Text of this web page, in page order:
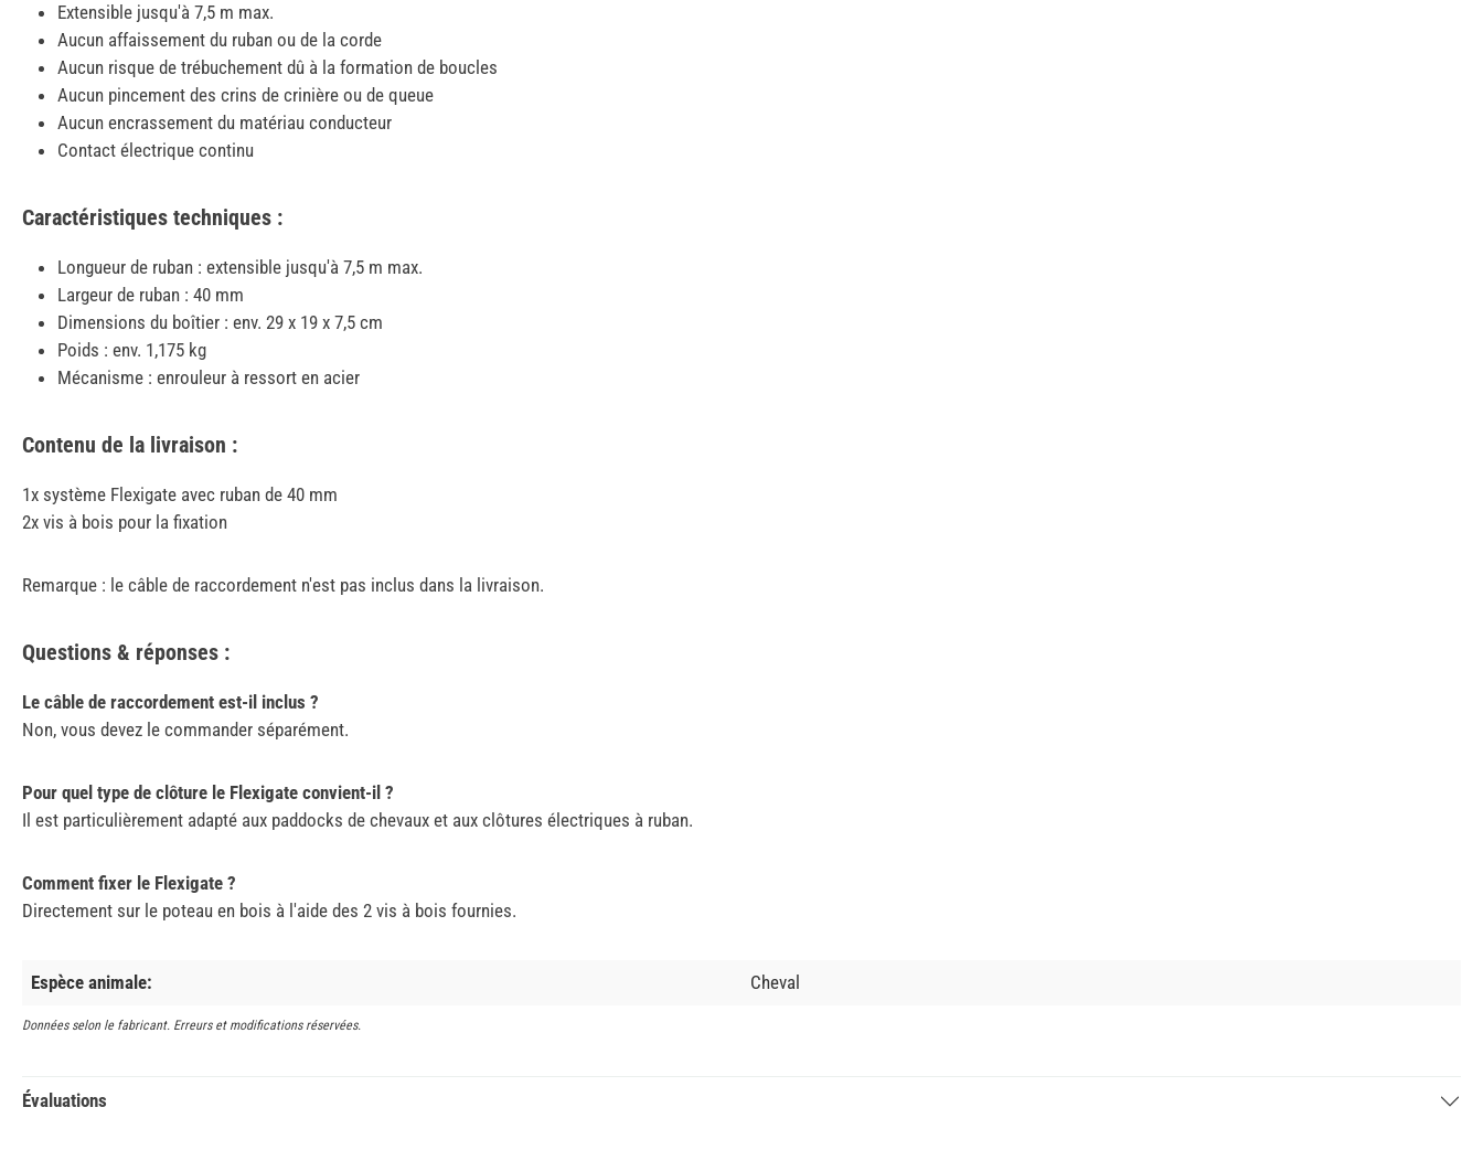
Extensible jusqu'à 7,5 m max.
Aucun affaissement du ruban ou de la corde
Aucun risque de trébuchement dû à la formation de boucles
Aucun pincement des crins de crinière ou de queue
Aucun encrassement du matériau conducteur
Contact électrique continu
Caractéristiques techniques :
Longueur de ruban : extensible jusqu'à 7,5 m max.
Largeur de ruban : 40 mm
Dimensions du boîtier : env. 29 x 19 x 7,5 cm
Poids : env. 1,175 kg
Mécanisme : enrouleur à ressort en acier
Contenu de la livraison :
1x système Flexigate avec ruban de 40 mm
2x vis à bois pour la fixation
Remarque : le câble de raccordement n'est pas inclus dans la livraison.
Questions & réponses :
Le câble de raccordement est-il inclus ?
Non, vous devez le commander séparément.
Pour quel type de clôture le Flexigate convient-il ?
Il est particulièrement adapté aux paddocks de chevaux et aux clôtures électriques à ruban.
Comment fixer le Flexigate ?
Directement sur le poteau en bois à l'aide des 2 vis à bois fournies.
Espèce animale: Cheval
Données selon le fabricant. Erreurs et modifications réservées.
Évaluations